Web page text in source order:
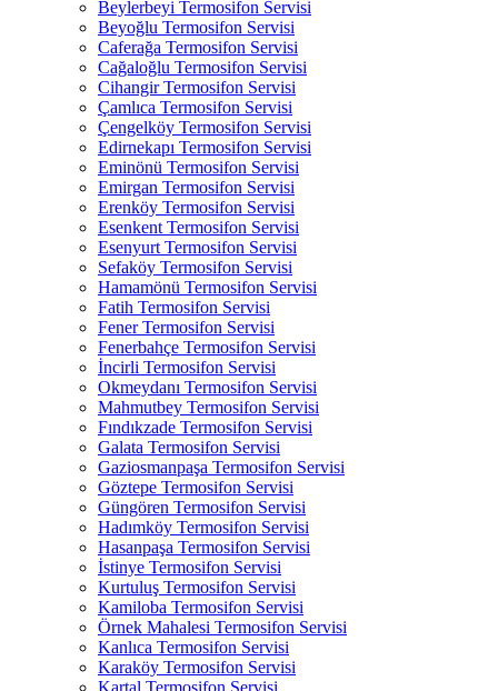
Beylerbeyi Termosifon Servisi
Beyoğlu Termosifon Servisi
Caferağa Termosifon Servisi
Cağaloğlu Termosifon Servisi
Cihangir Termosifon Servisi
Çamlıca Termosifon Servisi
Çengelköy Termosifon Servisi
Edirnekapı Termosifon Servisi
Eminönü Termosifon Servisi
Emirgan Termosifon Servisi
Erenköy Termosifon Servisi
Esenkent Termosifon Servisi
Esenyurt Termosifon Servisi
Sefaköy Termosifon Servisi
Hamamönü Termosifon Servisi
Fatih Termosifon Servisi
Fener Termosifon Servisi
Fenerbahçe Termosifon Servisi
İncirli Termosifon Servisi
Okmeydanı Termosifon Servisi
Mahmutbey Termosifon Servisi
Fındıkzade Termosifon Servisi
Galata Termosifon Servisi
Gaziosmanpaşa Termosifon Servisi
Göztepe Termosifon Servisi
Güngören Termosifon Servisi
Hadımköy Termosifon Servisi
Hasanpaşa Termosifon Servisi
İstinye Termosifon Servisi
Kurtuluş Termosifon Servisi
Kamiloba Termosifon Servisi
Örnek Mahalesi Termosifon Servisi
Kanlıca Termosifon Servisi
Karaköy Termosifon Servisi
Kartal Termosifon Servisi